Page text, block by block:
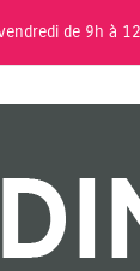
de 9h à